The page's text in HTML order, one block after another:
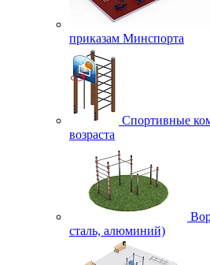
приказам Минспорта
Спортивные
возраста
сталь, алюминий)